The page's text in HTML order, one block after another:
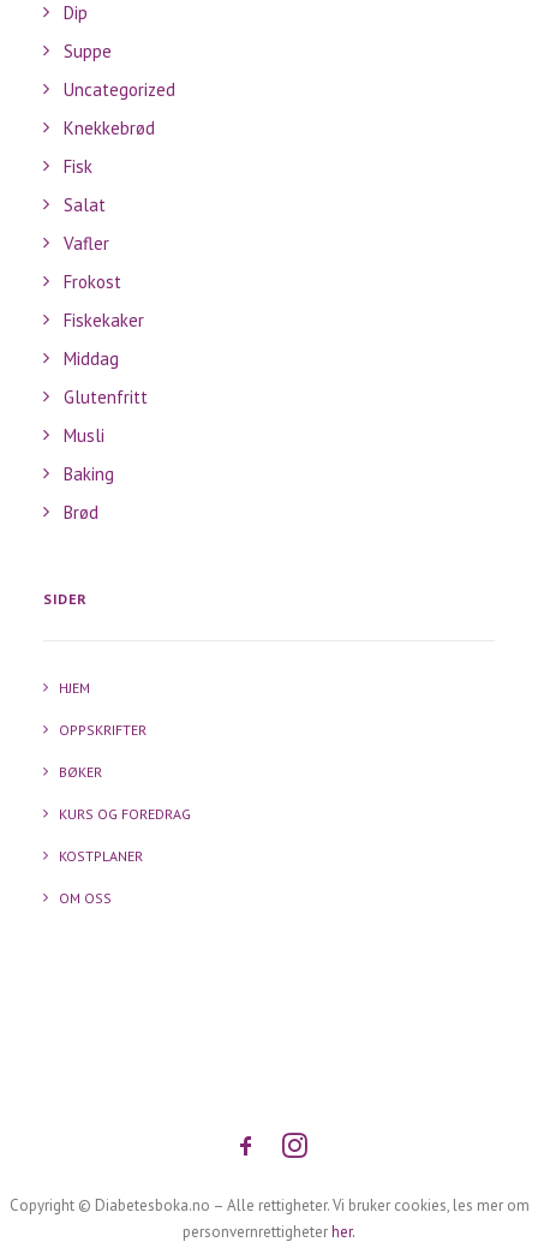
Dip
Suppe
Uncategorized
Knekkebrød
Fisk
Salat
Vafler
Frokost
Fiskekaker
Middag
Glutenfritt
Musli
Baking
Brød
SIDER
HJEM
OPPSKRIFTER
BØKER
KURS OG FOREDRAG
KOSTPLANER
OM OSS
Copyright © Diabetesboka.no – Alle rettigheter. Vi bruker cookies, les mer om
personvernrettigheterher.